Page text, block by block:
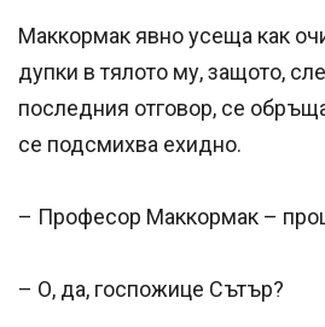
Маккормак явно усеща как
дупки в тялото му, защото,
последния отговор, се
се подсмихва ехидно.
– Професор Маккормак –
– О, да, госпожице Сътър?